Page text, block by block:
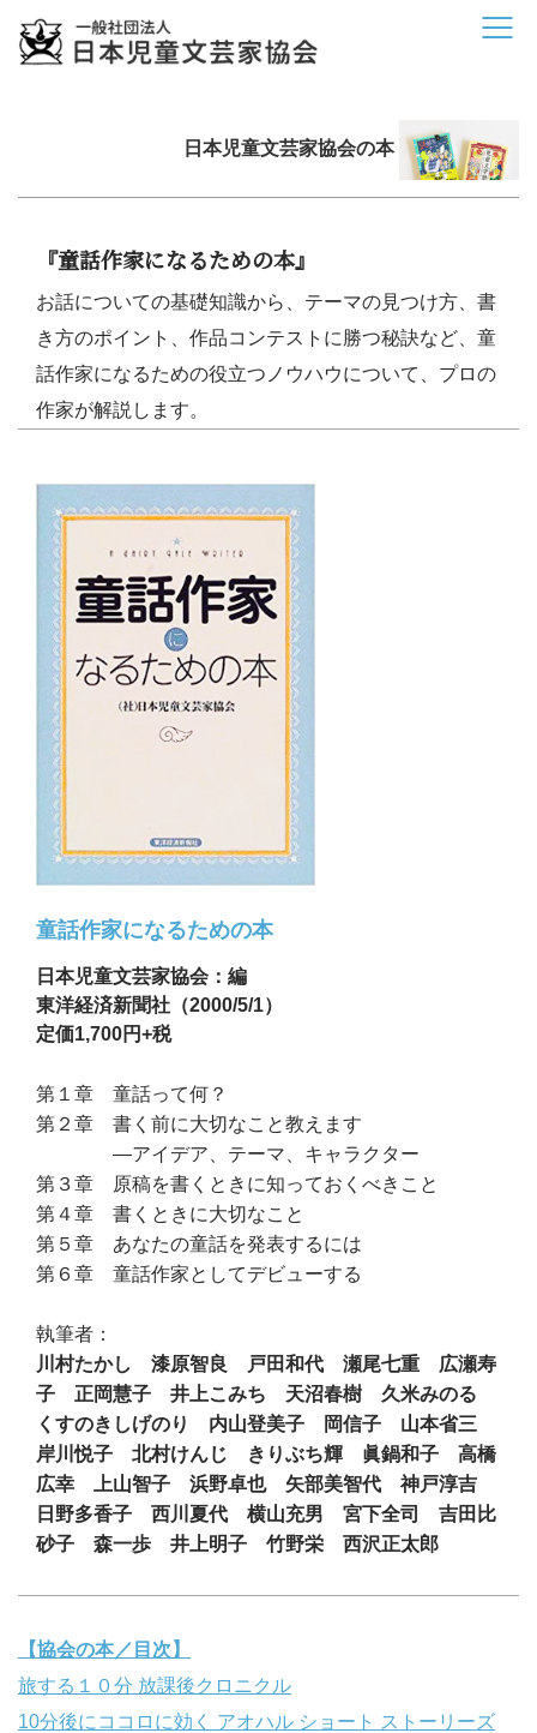
日本児童文芸家協会の本
『童話作家になるための本』
お話についての基礎知識から、テーマの見つけ方、書
き方のポイント、作品コンテストに勝つ秘訣など、童
話作家になるための役立つノウハウについて、プロの
作家が解説します。
童話作家になるための本
日本児童文芸家協会：編
東洋経済新聞社（2000/5/1）
定価1,700円+税
第１章 童話って何？
第２章 書く前に大切なこと教えます
―アイデア、テーマ、キャラクター
第３章 原稿を書くときに知っておくべきこと
第４章 書くときに大切なこと
第５章 あなたの童話を発表するには
第６章 童話作家としてデビューする
執筆者：
川村たかし 漆原智良 戸田和代 瀬尾七重 広瀬寿
子 正岡慧子 井上こみち 天沼春樹 久米みのる
くすのきしげのり 内山登美子 岡信子 山本省三
岸川悦子 北村けんじ きりぶち輝 眞鍋和子 高橋
広幸 上山智子 浜野卓也 矢部美智代 神戸淳吉
日野多香子 西川夏代 横山充男 宮下全司 吉田比
砂子 森一歩 井上明子 竹野栄 西沢正太郎
【協会の本／目次】
旅する１０分 放課後クロニクル
10分後にココロに効く アオハル ショート ストーリーズ